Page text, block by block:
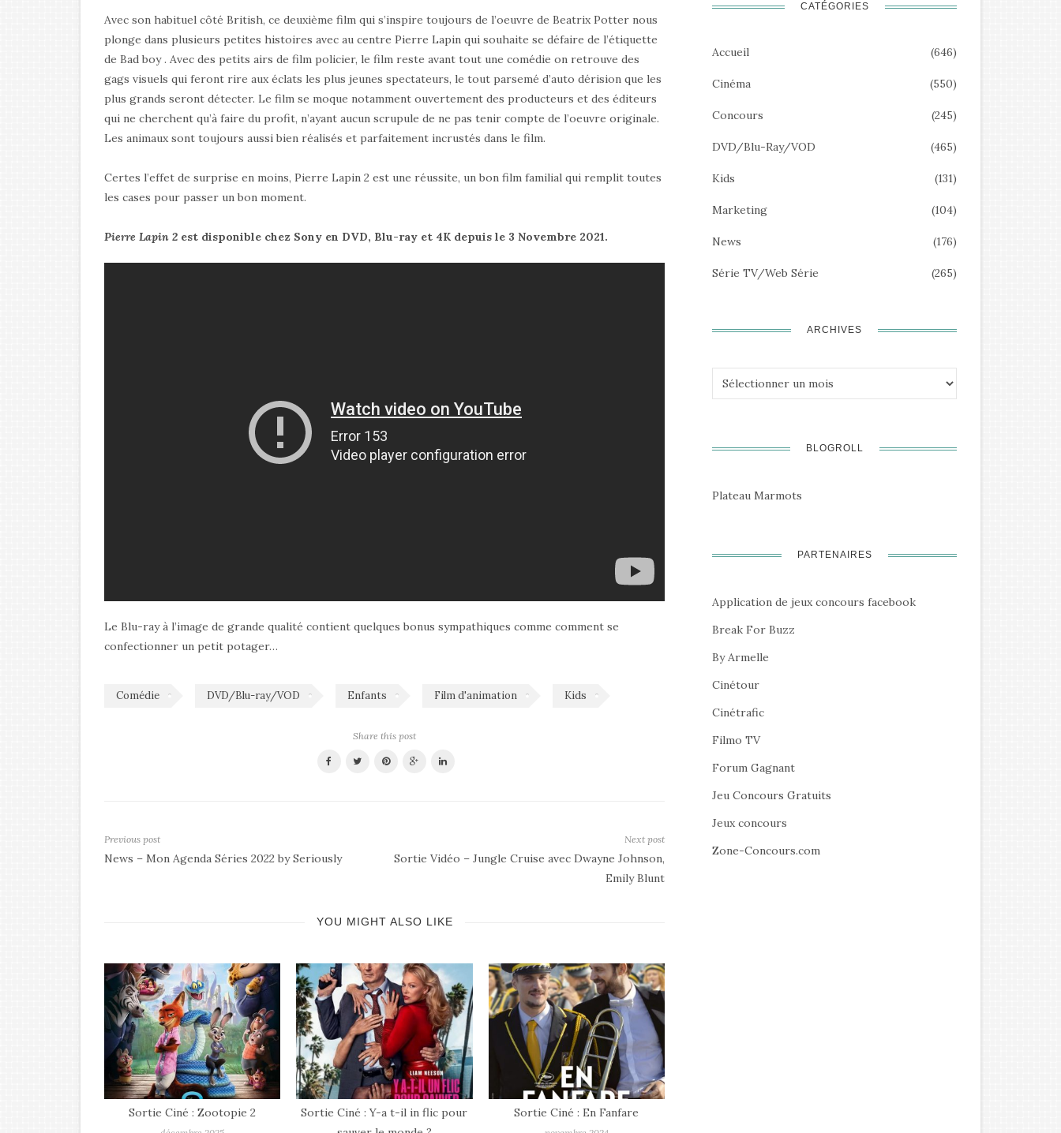
Avec son habituel côté British, ce deuxième film qui s’inspire toujours de l’oeuvre de Beatrix Potter nous
plonge dans plusieurs petites histoires avec au centre Pierre Lapin qui souhaite se défaire de l’étiquette
de Bad boy . Avec des petits airs de film policier, le film reste avant tout une comédie on retrouve des
gags visuels qui feront rire aux éclats les plus jeunes spectateurs, le tout parsemé d’auto dérision que les
plus grands seront détecter. Le film se moque notamment ouvertement des producteurs et des éditeurs
qui ne cherchent qu’à faire du profit, n’ayant aucun scrupule de ne pas tenir compte de l’oeuvre originale.
Les animaux sont toujours aussi bien réalisés et parfaitement incrustés dans le film.
Certes l’effet de surprise en moins, Pierre Lapin 2 est une réussite, un bon film familial qui remplit toutes
les cases pour passer un bon moment.
Pierre Lapin 2 est disponible chez Sony en DVD, Blu-ray et 4K depuis le 3 Novembre 2021.
Le Blu-ray à l’image de grande qualité contient quelques bonus sympathiques comme comment se
confectionner un petit potager…
Comédie DVD/Blu-ray/VOD Enfants Film d'animation Kids
Share this post
Previous post
News – Mon Agenda Séries 2022 by Seriously
Next post
Sortie Vidéo – Jungle Cruise avec Dwayne Johnson,
Emily Blunt
YOU MIGHT ALSO LIKE
Sortie Ciné : Y-a t-il in flic pour
Sortie Ciné : En Fanfare
#COFFRETSVOUSANOEL?
Sélection de coffrets DVD/BRD
pour les fêtes !
décembre 2023
CATÉGORIES
Accueil (646)
Cinéma (550)
Concours (245)
DVD/Blu-Ray/VOD (465)
Kids (131)
Marketing (104)
News (176)
Série TV/Web Série (265)
ARCHIVES
Archives
BLOGROLL
Plateau Marmots
PARTENAIRES
Application de jeux concours facebook
Break For Buzz
By Armelle
Cinétour
Cinétrafic
Filmo TV
Forum Gagnant
Jeu Concours Gratuits
Jeux concours
Zone-Concours.com